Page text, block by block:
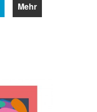
Mehr